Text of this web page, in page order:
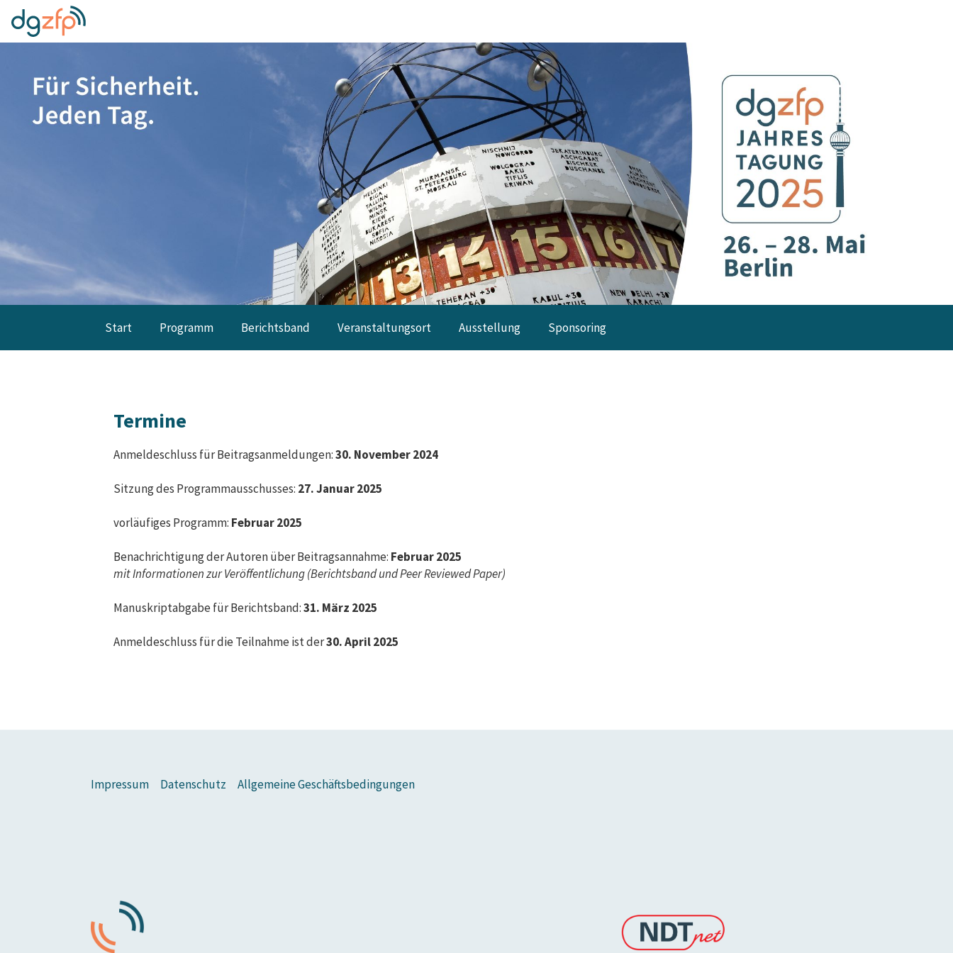
Start Programm Berichtsband Veranstaltungsort Ausstellung Sponsoring
Termine
Anmeldeschluss für Beitragsanmeldungen:30. November 2024
Sitzung des Programmausschusses: 27. Januar 2025
vorläufiges Programm: Februar 2025
Benachrichtigung der Autoren über Beitragsannahme: Februar 2025
mit Informationen zur Veröffentlichung (Berichtsband und Peer Reviewed Paper)
Manuskriptabgabe für Berichtsband:31. März 2025
Anmeldeschluss für die Teilnahme ist der30. April 2025
Impressum Datenschutz Allgemeine Geschäftsbedingungen